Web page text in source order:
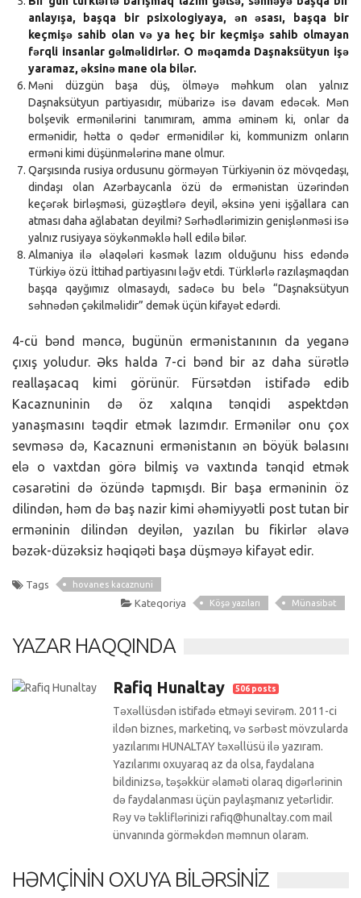
anlayışa, başqa bir psixologiyaya, ən əsası, başqa bir
keçmişə sahib olan və ya heç bir keçmişə sahib olmayan
fərqli insanlar gəlməlidirlər. O məqamda Daşnaksütyun işə
yaramaz, əksinə mane ola bilər.
Məni düzgün başa düş, ölməyə məhkum olan yalnız
Daşnaksütyun partiyasıdır, mübarizə isə davam edəcək. Mən
bolşevik ermənilərini tanımıram, amma əminəm ki, onlar da
ermənidir, hətta o qədər ermənidilər ki, kommunizm onların
erməni kimi düşünmələrinə mane olmur.
Qarşısında rusiya ordusunu görməyən Türkiyənin öz mövqedaşı,
dindaşı olan Azərbaycanla özü də ermənistan üzərindən
keçərək birləşməsi, güzəştlərə deyil, əksinə yeni işğallara can
atması daha ağlabatan deyilmi? Sərhədlərimizin genişlənməsi isə
yalnız rusiyaya söykənməklə həll edilə bilər.
Almaniya ilə əlaqələri kəsmək lazım olduğunu hiss edəndə
Türkiyə özü İttihad partiyasını ləğv etdi. Türklərlə razılaşmaqdan
başqa qayğımız olmasaydı, sadəcə bu belə “Daşnaksütyun
səhnədən çəkilməlidir” demək üçün kifayət edərdi.
4-cü bənd məncə, bugünün ermənistanının da yeganə
çıxış yoludur. Əks halda 7-ci bənd bir az daha sürətlə
reallaşacaq kimi görünür. Fürsətdən istifadə edib
Kacaznuninin də öz xalqına tənqidi aspektdən
yanaşmasını təqdir etmək lazımdır. Ermənilər onu çox
sevməsə də, Kacaznuni ermənistanın ən böyük bəlasını
elə o vaxtdan görə bilmiş və vaxtında tənqid etmək
cəsarətini də özündə tapmışdı. Bir başa erməninin öz
dilindən, həm də baş nazir kimi əhəmiyyətli post tutan bir
erməninin dilindən deyilən, yazılan bu fikirlər əlavə
bəzək-düzəksiz həqiqəti başa düşməyə kifayət edir.
Tags hovanes kacaznuni
Kateqoriya Köşə yazıları Münasibət
YAZAR HAQQINDA
Rafiq Hunaltay 506 posts
Təxəllüsdən istifadə etməyi sevirəm. 2011-ci
ildən biznes, marketinq, və sərbəst mövzularda
yazılarımı HUNALTAY təxəllüsü ilə yazıram.
Yazılarımı oxuyaraq az da olsa, faydalana
bildinizsə, təşəkkür əlaməti olaraq digərlərinin
də faydalanması üçün paylaşmanız yetərlidir.
Rəy və təkliflərinizi rafiq@hunaltay.com mail
ünvanında görməkdən məmnun olaram.
HƏMÇININ OXUYA BILƏRSINIZ
Köşə yazıları